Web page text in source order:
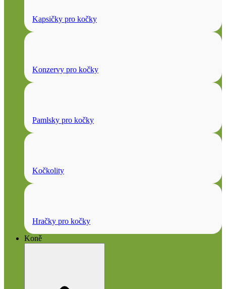
Kapsičky pro kočky
Konzervy pro kočky
Pamlsky pro kočky
Kočkolity
Hračky pro kočky
Koně